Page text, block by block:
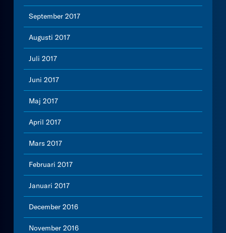
September 2017
Augusti 2017
Juli 2017
Juni 2017
Maj 2017
April 2017
Mars 2017
Februari 2017
Januari 2017
December 2016
November 2016